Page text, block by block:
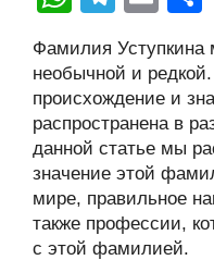
n
o
kl
a
ss
ni
ki
c
e
b
o
o
k
at
s
A
p
p
e
gr
a
m
ail
Фамилия Уступкина
необычной и
происхождение и
распространена в
данной статье мы
значение этой
мире, правильное
также профессии,
с этой фамилией.